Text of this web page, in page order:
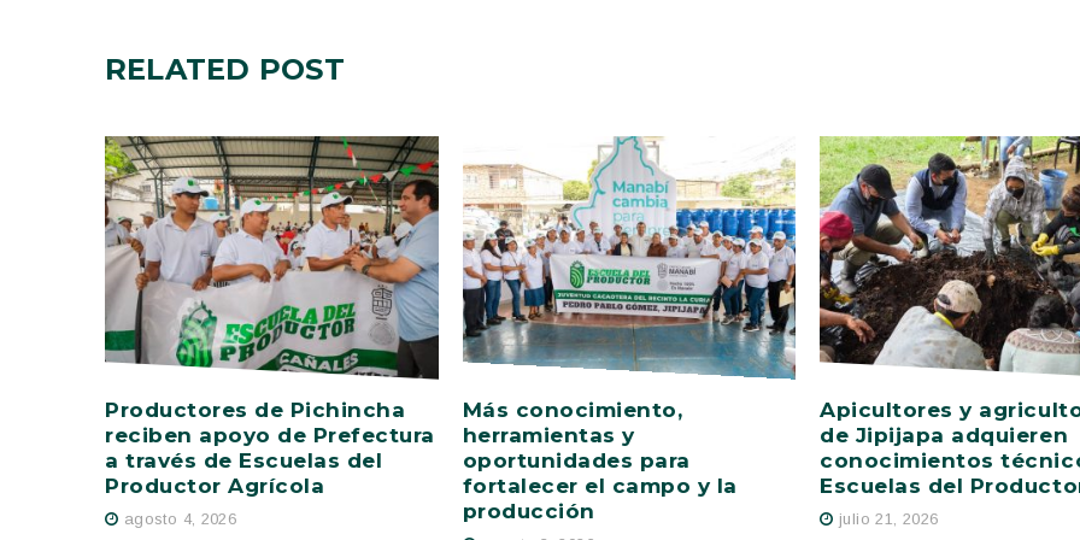
RELATED POST
Productores de Pichincha
reciben apoyo de Prefectura
a través de Escuelas del
Productor Agrícola
agosto 4, 2026
Más conocimiento,
herramientas y
oportunidades para
fortalecer el campo y la
producción
Apicultores y
de Jipijapa adquieren
conocimientos
Escuelas del
julio 21, 2026